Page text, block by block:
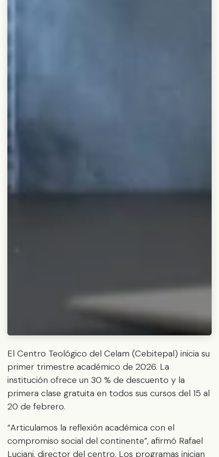
El Centro Teológico del Celam (Cebitepal) inicia su
primer trimestre académico de 2026. La
institución ofrece un 30 % de descuento y la
primera clase gratuita en todos sus cursos del 15 al
20 de febrero.
“Articulamos la reflexión académica con el
compromiso social del continente”, afirmó Rafael
Luciani, director del centro. Los programas inician